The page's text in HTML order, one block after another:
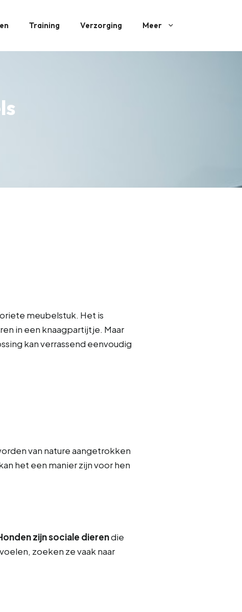
Training Verzorging Meer
meubelstuk. Het is
in een knaagpartijtje. Maar
kan verrassend eenvoudig
van nature aangetrokken
het een manier zijn voor hen
zijn sociale dierendie
zoeken ze vaak naar